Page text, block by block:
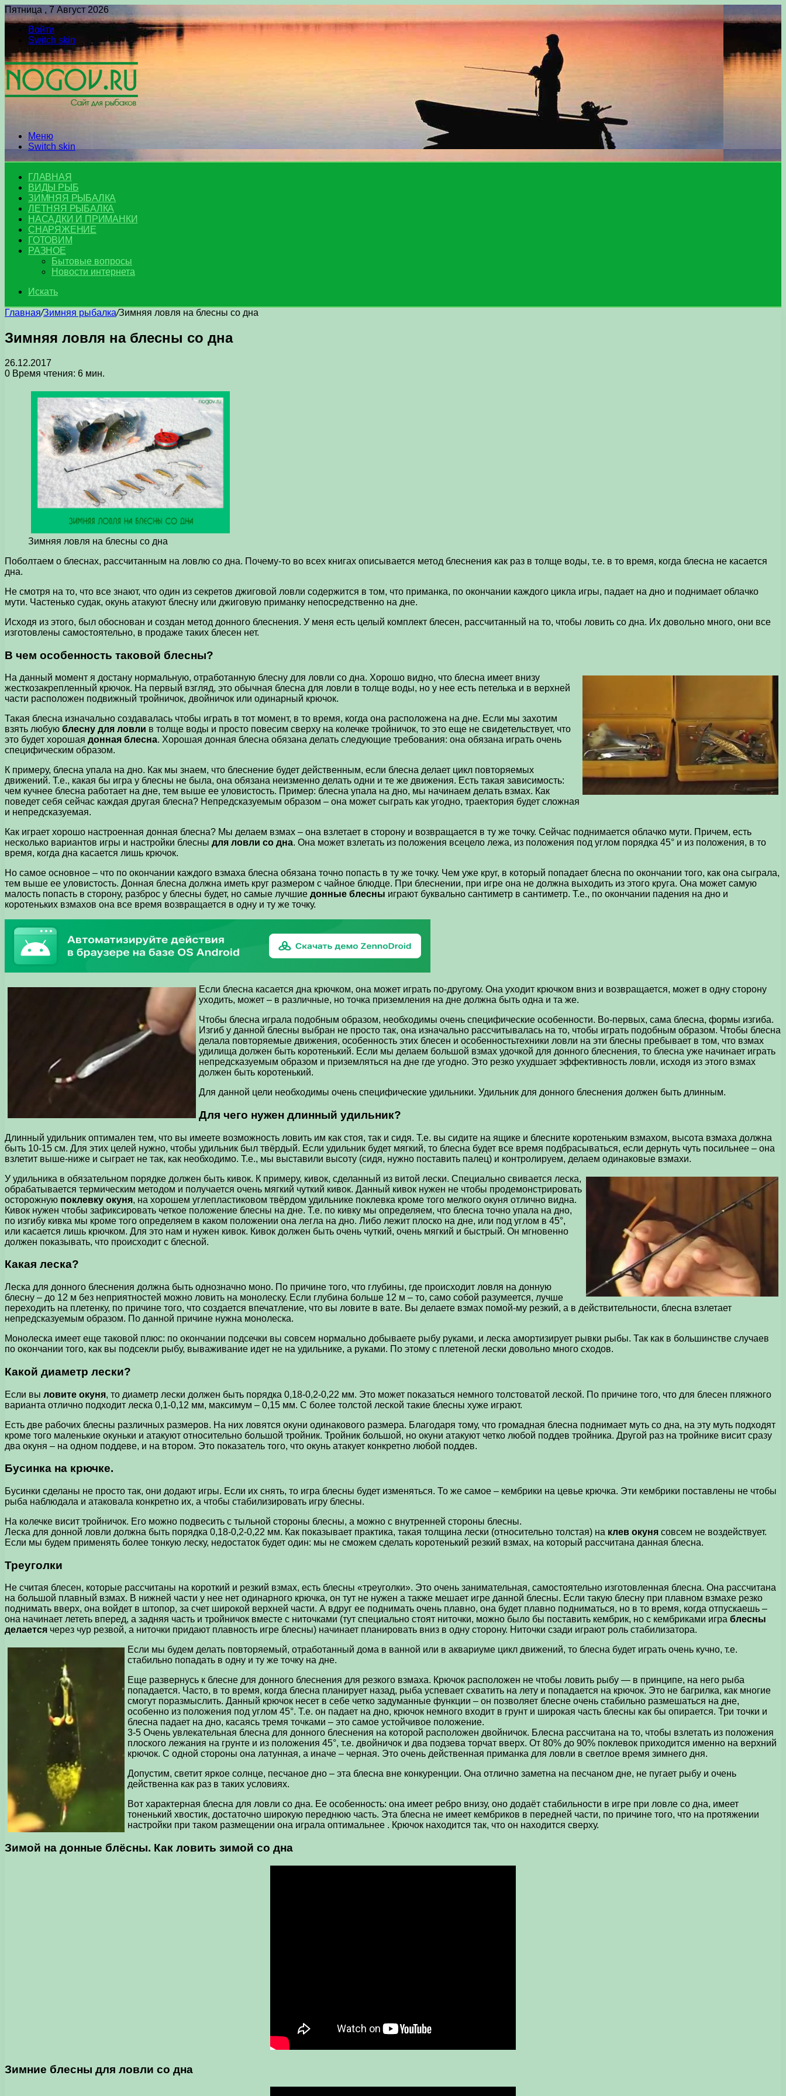
Пятница , 7 Август 2026
Войти
Switch skin
Меню
Switch skin
ГЛАВНАЯ
ВИДЫ РЫБ
ЗИМНЯЯ РЫБАЛКА
ЛЕТНЯЯ РЫБАЛКА
НАСАДКИ И ПРИМАНКИ
СНАРЯЖЕНИЕ
ГОТОВИМ
РАЗНОЕ
Бытовые вопросы
Новости интернета
Искать
Главная/Зимняя рыбалка/Зимняя ловля на блесны со дна
Зимняя ловля на блесны со дна
26.12.2017
0 Время чтения: 6 мин.
Зимняя ловля на блесны со дна
Поболтаем о блеснах, рассчитанным на ловлю со дна. Почему-то во всех книгах описывается метод блеснения как раз в толще воды, т.е. в то время, когда блесна не касается
дна.
Не смотря на то, что все знают, что один из секретов джиговой ловли содержится в том, что приманка, по окончании каждого цикла игры, падает на дно и поднимает облачко
мути. Частенько судак, окунь атакуют блесну или джиговую приманку непосредственно на дне.
Исходя из этого, был обоснован и создан метод донного блеснения. У меня есть целый комплект блесен, рассчитанный на то, чтобы ловить со дна. Их довольно много, они все
изготовлены самостоятельно, в продаже таких блесен нет.
В чем особенность таковой блесны?
На данный момент я достану нормальную, отработанную блесну для ловли со дна. Хорошо видно, что блесна имеет внизу
жесткозакрепленный крючок. На первый взгляд, это обычная блесна для ловли в толще воды, но у нее есть петелька и в верхней
части расположен подвижный тройничок, двойничок или одинарный крючок.
Такая блесна изначально создавалась чтобы играть в тот момент, в то время, когда она расположена на дне. Если мы захотим
взять любую блесну для ловли в толще воды и просто повесим сверху на колечке тройничок, то это еще не свидетельствует, что
это будет хорошая донная блесна. Хорошая донная блесна обязана делать следующие требования: она обязана играть очень
специфическим образом.
К примеру, блесна упала на дно. Как мы знаем, что блеснение будет действенным, если блесна делает цикл повторяемых
движений. Т.е., какая бы игра у блесны не была, она обязана неизменно делать одни и те же движения. Есть такая зависимость:
чем кучнее блесна работает на дне, тем выше ее уловистость. Пример: блесна упала на дно, мы начинаем делать взмах. Как
поведет себя сейчас каждая другая блесна? Непредсказуемым образом – она может сыграть как угодно, траектория будет сложная
и непредсказуемая.
Как играет хорошо настроенная донная блесна? Мы делаем взмах – она взлетает в сторону и возвращается в ту же точку. Сейчас поднимается облачко мути. Причем, есть
несколько вариантов игры и настройки блесны для ловли со дна. Она может взлетать из положения всецело лежа, из положения под углом порядка 45° и из положения, в то
время, когда дна касается лишь крючок.
Но самое основное – что по окончании каждого взмаха блесна обязана точно попасть в ту же точку. Чем уже круг, в который попадает блесна по окончании того, как она сыграла,
тем выше ее уловистость. Донная блесна должна иметь круг размером с чайное блюдце. При блеснении, при игре она не должна выходить из этого круга. Она может самую
малость попасть в сторону, разброс у блесны будет, но самые лучшие донные блесны играют буквально сантиметр в сантиметр. Т.е., по окончании падения на дно и
коротеньких взмахов она все время возвращается в одну и ту же точку.
Если блесна касается дна крючком, она может играть по-другому. Она уходит крючком вниз и возвращается, может в одну сторону
уходить, может – в различные, но точка приземления на дне должна быть одна и та же.
Чтобы блесна играла подобным образом, необходимы очень специфические особенности. Во-первых, сама блесна, формы изгиба.
Изгиб у данной блесны выбран не просто так, она изначально рассчитывалась на то, чтобы играть подобным образом. Чтобы блесна
делала повторяемые движения, особенность этих блесен и особенностьтехники ловли на эти блесны пребывает в том, что взмах
удилища должен быть коротенький. Если мы делаем большой взмах удочкой для донного блеснения, то блесна уже начинает играть
непредсказуемым образом и приземляться на дне где угодно. Это резко ухудшает эффективность ловли, исходя из этого взмах
должен быть коротенький.
Для данной цели необходимы очень специфические удильники. Удильник для донного блеснения должен быть длинным.
Для чего нужен длинный удильник?
Длинный удильник оптимален тем, что вы имеете возможность ловить им как стоя, так и сидя. Т.е. вы сидите на ящике и блесните коротеньким взмахом, высота взмаха должна
быть 10-15 см. Для этих целей нужно, чтобы удильник был твёрдый. Если удильник будет мягкий, то блесна будет все время подбрасываться, если дернуть чуть посильнее – она
взлетит выше-ниже и сыграет не так, как необходимо. Т.е., мы выставили высоту (сидя, нужно поставить палец) и контролируем, делаем одинаковые взмахи.
У удильника в обязательном порядке должен быть кивок. К примеру, кивок, сделанный из витой лески. Специально свивается леска,
обрабатывается термическим методом и получается очень мягкий чуткий кивок. Данный кивок нужен не чтобы продемонстрировать
осторожную поклевку окуня, на хорошем углепластиковом твёрдом удильнике поклевка кроме того мелкого окуня отлично видна.
Кивок нужен чтобы зафиксировать четкое положение блесны на дне. Т.е. по кивку мы определяем, что блесна точно упала на дно,
по изгибу кивка мы кроме того определяем в каком положении она легла на дно. Либо лежит плоско на дне, или под углом в 45°,
или касается лишь крючком. Для это нам и нужен кивок. Кивок должен быть очень чуткий, очень мягкий и быстрый. Он мгновенно
должен показывать, что происходит с блесной.
Какая леска?
Леска для донного блеснения должна быть однозначно моно. По причине того, что глубины, где происходит ловля на донную
блесну – до 12 м без неприятностей можно ловить на монолеску. Если глубина больше 12 м – то, само собой разумеется, лучше
переходить на плетенку, по причине того, что создается впечатление, что вы ловите в вате. Вы делаете взмах помой-му резкий, а в действительности, блесна взлетает
непредсказуемым образом. По данной причине нужна монолеска.
Монолеска имеет еще таковой плюс: по окончании подсечки вы совсем нормально добываете рыбу руками, и леска амортизирует рывки рыбы. Так как в большинстве случаев
по окончании того, как вы подсекли рыбу, вываживание идет не на удильнике, а руками. По этому с плетеной лески довольно много сходов.
Какой диаметр лески?
Если вы ловите окуня, то диаметр лески должен быть порядка 0,18-0,2-0,22 мм. Это может показаться немного толстоватой леской. По причине того, что для блесен пляжного
варианта отлично подходит леска 0,1-0,12 мм, максимум – 0,15 мм. С более толстой леской такие блесны хуже играют.
Есть две рабочих блесны различных размеров. На них ловятся окуни одинакового размера. Благодаря тому, что громадная блесна поднимает муть со дна, на эту муть подходят
кроме того маленькие окуньки и атакуют относительно большой тройник. Тройник большой, но окуни атакуют четко любой поддев тройника. Другой раз на тройнике висит сразу
два окуня – на одном поддеве, и на втором. Это показатель того, что окунь атакует конкретно любой поддев.
Бусинка на крючке.
Бусинки сделаны не просто так, они додают игры. Если их снять, то игра блесны будет изменяться. То же самое – кембрики на цевье крючка. Эти кембрики поставлены не чтобы
рыба наблюдала и атаковала конкретно их, а чтобы стабилизировать игру блесны.
На колечке висит тройничок. Его можно подвесить с тыльной стороны блесны, а можно с внутренней стороны блесны.
Леска для донной ловли должна быть порядка 0,18-0,2-0,22 мм. Как показывает практика, такая толщина лески (относительно толстая) на клев окуня совсем не воздействует.
Если мы будем применять более тонкую леску, недостаток будет один: мы не сможем сделать коротенький резкий взмах, на который рассчитана данная блесна.
Треуголки
Не считая блесен, которые рассчитаны на короткий и резкий взмах, есть блесны «треуголки». Это очень занимательная, самостоятельно изготовленная блесна. Она рассчитана
на большой плавный взмах. В нижней части у нее нет одинарного крючка, он тут не нужен а также мешает игре данной блесны. Если такую блесну при плавном взмахе резко
поднимать вверх, она войдет в штопор, за счет широкой верхней части. А вдруг ее поднимать очень плавно, она будет плавно подниматься, но в то время, когда отпускаешь –
она начинает лететь вперед, а задняя часть и тройничок вместе с ниточками (тут специально стоят ниточки, можно было бы поставить кембрик, но с кембриками игра блесны
делается через чур резвой, а ниточки придают плавность игре блесны) начинает планировать вниз в одну сторону. Ниточки сзади играют роль стабилизатора.
Если мы будем делать повторяемый, отработанный дома в ванной или в аквариуме цикл движений, то блесна будет играть очень кучно, т.е.
стабильно попадать в одну и ту же точку на дне.
Еще развернусь к блесне для донного блеснения для резкого взмаха. Крючок расположен не чтобы ловить рыбу — в принципе, на него рыба
попадается. Часто, в то время, когда блесна планирует назад, рыба успевает схватить на лету и попадается на крючок. Это не багрилка, как многие
смогут поразмыслить. Данный крючок несет в себе четко задуманные функции – он позволяет блесне очень стабильно размешаться на дне,
особенно из положения под углом 45°. Т.е. он падает на дно, крючок немного входит в грунт и широкая часть блесны как бы опирается. Три точки и
блесна падает на дно, касаясь тремя точками – это самое устойчивое положение.
3-5 Очень увлекательная блесна для донного блеснения на которой расположен двойничок. Блесна рассчитана на то, чтобы взлетать из положения
плоского лежания на грунте и из положения 45°, т.е. двойничок и два подзева торчат вверх. От 80% до 90% поклевок приходится именно на верхний
крючок. С одной стороны она латунная, а иначе – черная. Это очень действенная приманка для ловли в светлое время зимнего дня.
Допустим, светит яркое солнце, песчаное дно – эта блесна вне конкуренции. Она отлично заметна на песчаном дне, не пугает рыбу и очень
действенна как раз в таких условиях.
Вот характерная блесна для ловли со дна. Ее особенность: она имеет ребро внизу, оно додаёт стабильности в игре при ловле со дна, имеет
тоненький хвостик, достаточно широкую переднюю часть. Эта блесна не имеет кембриков в передней части, по причине того, что на протяжении
настройки при таком размещении она играла оптимальнее . Крючок находится так, что он находится сверху.
Зимой на донные блёсны. Как ловить зимой со дна
Зимние блесны для ловли со дна